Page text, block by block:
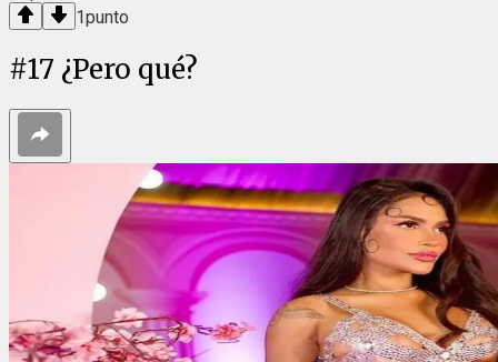
1punto
#17 ¿Pero qué?